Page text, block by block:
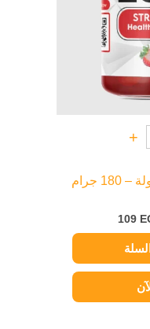
+
جرام
109